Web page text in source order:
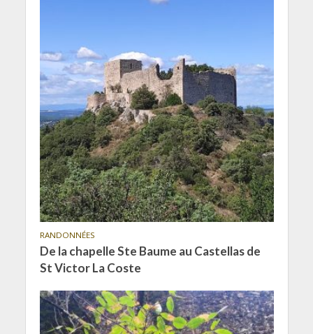
RANDONNÉES
De la chapelle Ste Baume au Castellas de
St Victor La Coste